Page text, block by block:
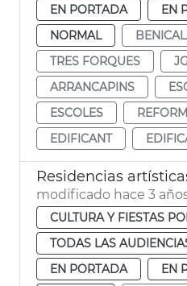
EN PORTADA
EN
NORMAL
TRES FORQUES
ARRANCAPINS
ESCOLES
EDIFICANT
modificado hace 3
CULTURA Y FIESTAS
TODAS LAS
EN PORTADA
EN